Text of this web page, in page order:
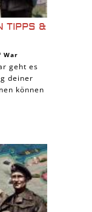
TIPPS &
War
geht es
deiner
können